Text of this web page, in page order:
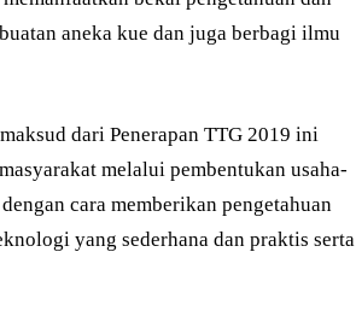
aneka kue dan juga berbagi ilmu
dari Penerapan TTG 2019 ini
melalui pembentukan usaha-
cara memberikan pengetahuan
yang sederhana dan praktis serta